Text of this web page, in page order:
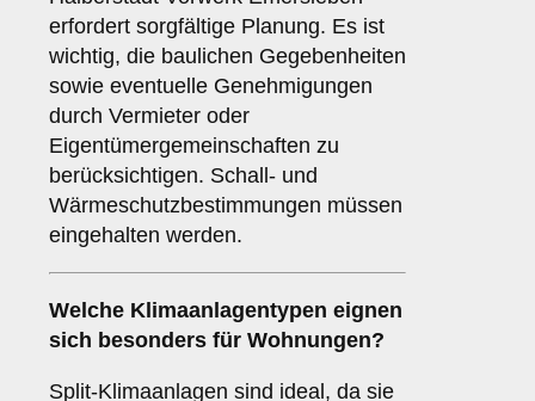
erfordert sorgfältige Planung. Es ist
wichtig, die baulichen Gegebenheiten
sowie eventuelle Genehmigungen
durch Vermieter oder
Eigentümergemeinschaften zu
berücksichtigen. Schall- und
Wärmeschutzbestimmungen müssen
eingehalten werden.
Welche Klimaanlagentypen eignen
sich besonders für Wohnungen?
Split-Klimaanlagen sind ideal, da sie